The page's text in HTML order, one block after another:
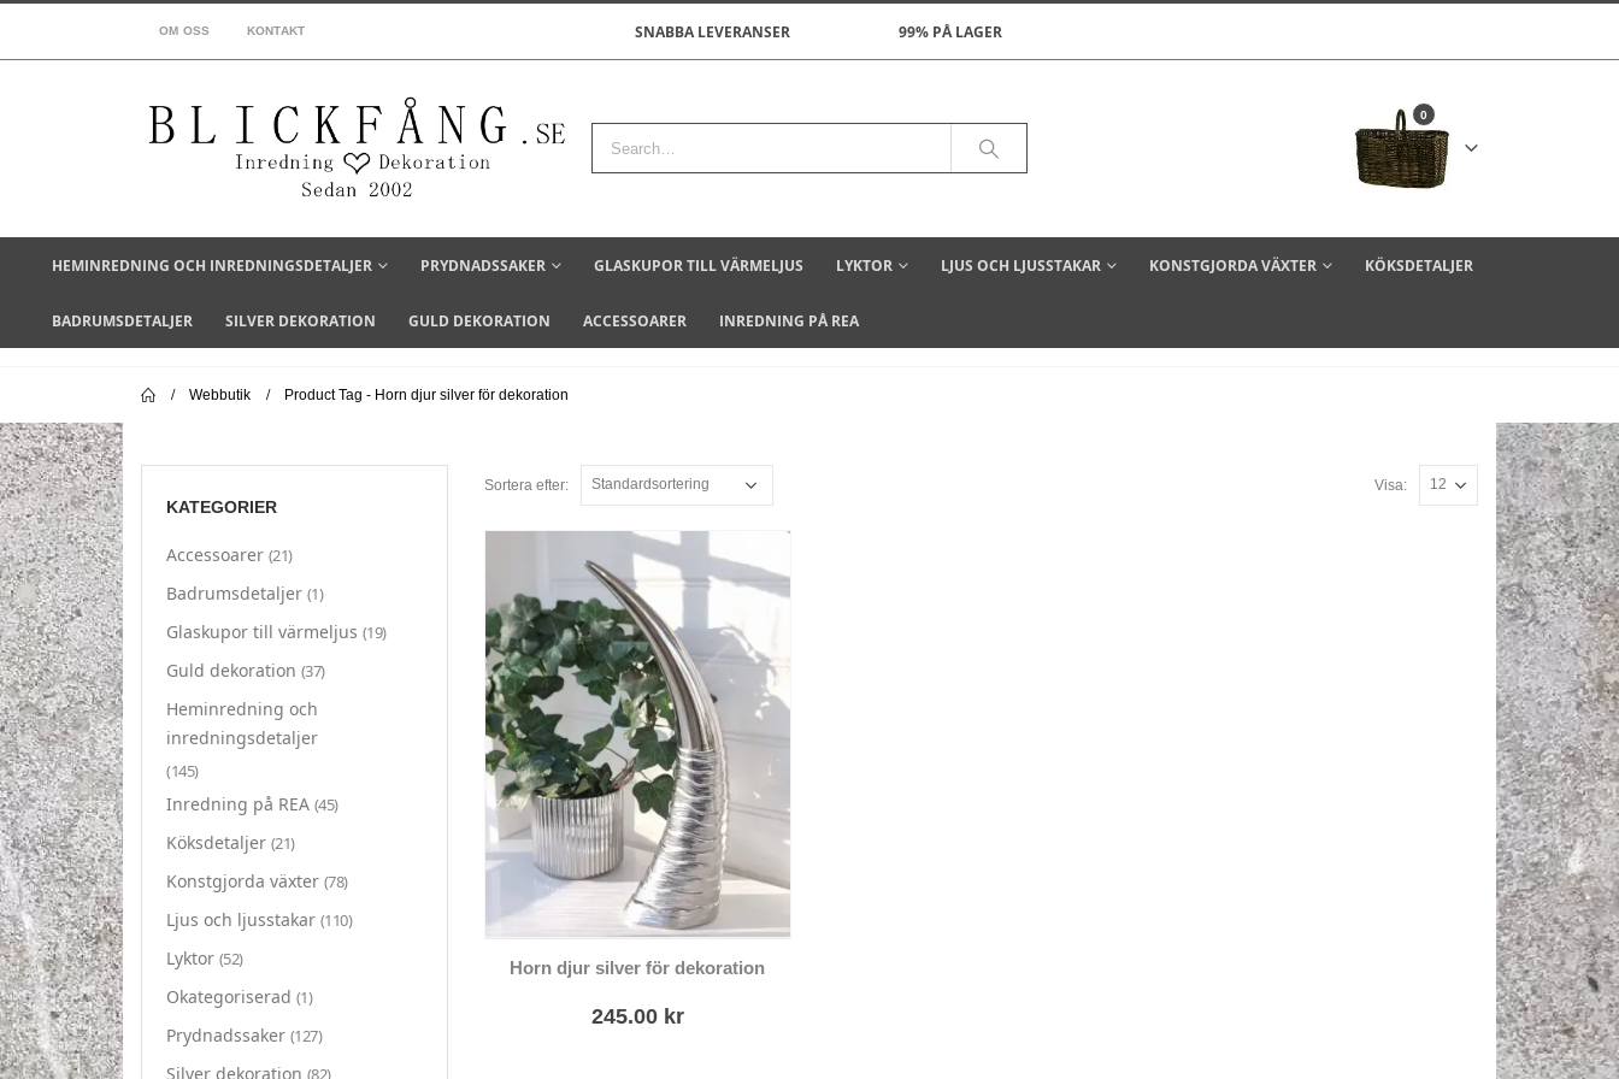
OM OSS KONTAKT SNABBA LEVERANSER 99% PÅ LAGER
0
HEMINREDNING OCH INREDNINGSDETALJER PRYDNADSSAKER GLASKUPOR TILL VÄRMELJUS LYKTOR LJUS OCH LJUSSTAKAR KONSTGJORDA VÄXTER KÖKSDETALJER
BADRUMSDETALJER SILVER DEKORATION GULD DEKORATION ACCESSOARER INREDNING PÅ REA
Webbutik Product Tag - Horn djur silver för dekoration
Sortera efter: Visa:
Horn djur silver för dekoration
245.00 kr
KATEGORIER
Accessoarer (21)
Badrumsdetaljer (1)
Glaskupor till värmeljus (19)
Guld dekoration (37)
Heminredning och
inredningsdetaljer
(145)
Inredning på REA (45)
Köksdetaljer (21)
Konstgjorda växter (78)
Ljus och ljusstakar (110)
Lyktor (52)
Okategoriserad (1)
Prydnadssaker (127)
Silver dekoration (82)